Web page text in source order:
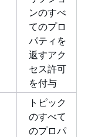
ンのすべ
てのプロ
パティを
返すアク
セス許可
を付与
トピック
のすべて
のプロパ